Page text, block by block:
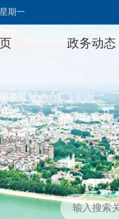
期一
政务动态